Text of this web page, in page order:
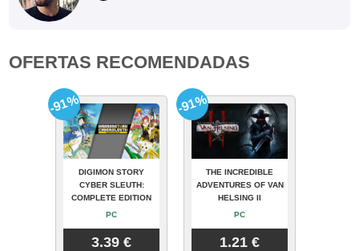
OFERTAS RECOMENDADAS
DIGIMON STORY
CYBER SLEUTH:
COMPLETE EDITION
PC
3.39 €
-91%
THE INCREDIBLE
ADVENTURES OF VAN
HELSING II
PC
1.21 €
-91%